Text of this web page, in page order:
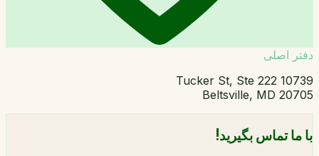
دفتر اصلی
10739 Tucker St, Ste 222
Beltsville, MD 20705
با ما تماس بگیرید!